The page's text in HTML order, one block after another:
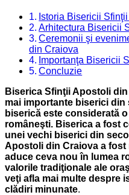
Istoria Bisericii
Arhitectura Bisericii
Ceremonii şi
din Craiova
Importanţa Bisericii
Concluzie
Biserica Sfinţii Apostoli
mai importante biserici
biserică este considerată
româneşti. Biserica a fost
unei vechi biserici din
Apostoli din Craiova a
aduce ceva nou în lumea
valorile tradiţionale ale
veţi afla mai multe despre
clădiri minunate.